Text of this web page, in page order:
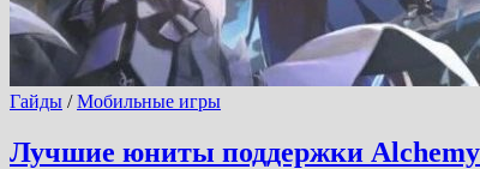
Гайды /Мобильные игры
Лучшие юниты поддержки